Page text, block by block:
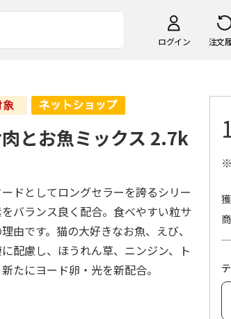
ログイン 注文
とお魚ミックス 2.7k
ドとしてロングセラーを誇るシリー
バランス良く配合。食べやすい粒サ
由です。猫の大好きなお魚、えび、
配慮し、ほうれん草、ニンジン、ト
たにヨード卵・光を新配合。